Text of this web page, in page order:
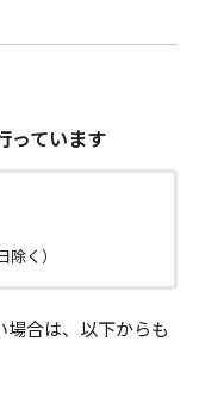
っています
く）
合は、以下からも